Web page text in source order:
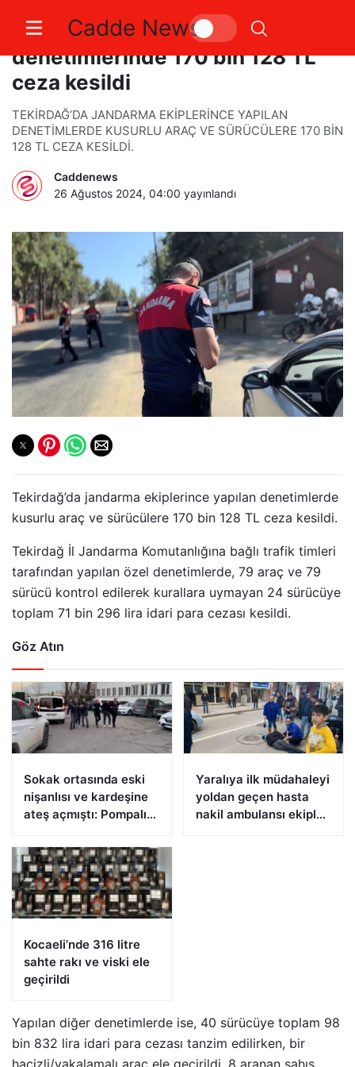
Cadde News
Tekirdağ’da trafik
denetimlerinde 170 bin 128 TL
ceza kesildi
TEKİRDAĞ’DA JANDARMA EKİPLERİNCE YAPILAN
DENETİMLERDE KUSURLU ARAÇ VE SÜRÜCÜLERE 170 BİN
128 TL CEZA KESİLDİ.
Caddenews
26 Ağustos 2024, 04:00 yayınlandı
Tekirdağ’da jandarma ekiplerince yapılan denetimlerde
kusurlu araç ve sürücülere 170 bin 128 TL ceza kesildi.
Tekirdağ İl Jandarma Komutanlığına bağlı trafik timleri
tarafından yapılan özel denetimlerde, 79 araç ve 79
sürücü kontrol edilerek kurallara uymayan 24 sürücüye
toplam 71 bin 296 lira idari para cezası kesildi.
Göz Atın
Sokak ortasında eski
nişanlısı ve kardeşine
ateş açmıştı: Pompalı
Yaralıya ilk müdahaleyi
yoldan geçen hasta
nakil ambulansı ekipleri
Kocaeli’nde 316 litre
sahte rakı ve viski ele
geçirildi
Yapılan diğer denetimlerde ise, 40 sürücüye toplam 98
bin 832 lira idari para cezası tanzim edilirken, bir